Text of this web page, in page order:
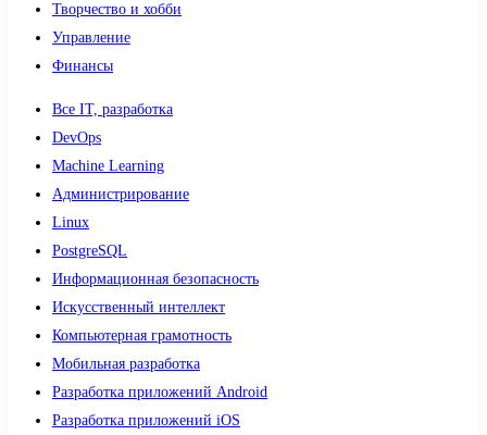
Творчество и хобби
Управление
Финансы
Все IT, разработка
DevOps
Machine Learning
Администрирование
Linux
PostgreSQL
Информационная безопасность
Искусственный интеллект
Компьютерная грамотность
Мобильная разработка
Разработка приложений Android
Разработка приложений iOS